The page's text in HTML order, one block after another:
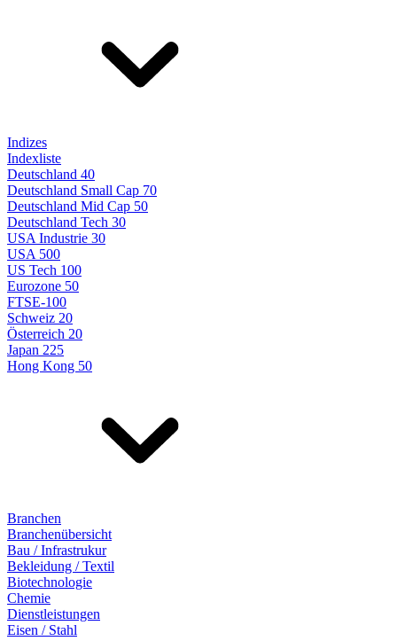
Indizes
Indexliste
Deutschland 40
Deutschland Small Cap 70
Deutschland Mid Cap 50
Deutschland Tech 30
USA Industrie 30
USA 500
US Tech 100
Eurozone 50
FTSE-100
Schweiz 20
Österreich 20
Japan 225
Hong Kong 50
Branchen
Branchenübersicht
Bau / Infrastrukur
Bekleidung / Textil
Biotechnologie
Chemie
Dienstleistungen
Eisen / Stahl